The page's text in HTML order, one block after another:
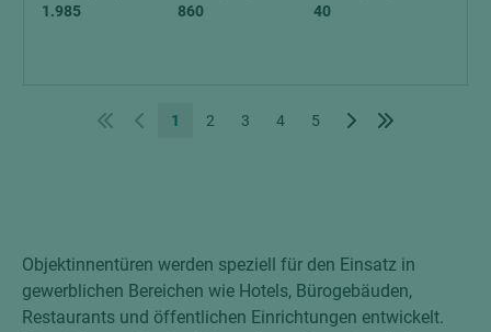
1.985
860
40
1 2 3 4 5
Objektinnentüren werden speziell für den Einsatz in
gewerblichen Bereichen wie Hotels, Bürogebäuden,
Restaurants und öffentlichen Einrichtungen entwickelt.